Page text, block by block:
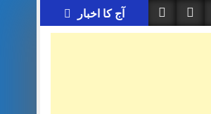
آج کا اخبار